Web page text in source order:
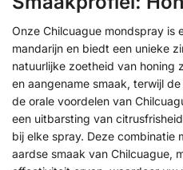
Onze Chilcuague mondspray is
mandarijn en biedt een unieke
natuurlijke zoetheid van honing
en aangename smaak, terwijl
de orale voordelen van
een uitbarsting van
bij elke spray. Deze combinatie
aardse smaak van Chilcuague,